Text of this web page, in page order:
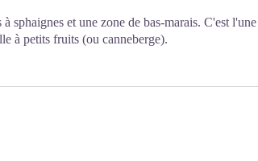
sphaignes et une zone de bas-marais. C'est l'une
à petits fruits (ou canneberge).